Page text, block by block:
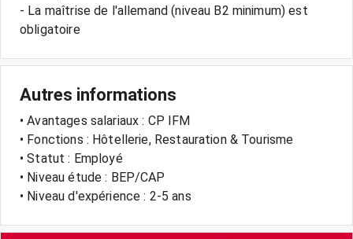
- La maîtrise de l'allemand (niveau B2 minimum) est
obligatoire
Autres informations
• Avantages salariaux : CP IFM
• Fonctions : Hôtellerie, Restauration & Tourisme
• Statut : Employé
• Niveau étude : BEP/CAP
• Niveau d'expérience : 2-5 ans